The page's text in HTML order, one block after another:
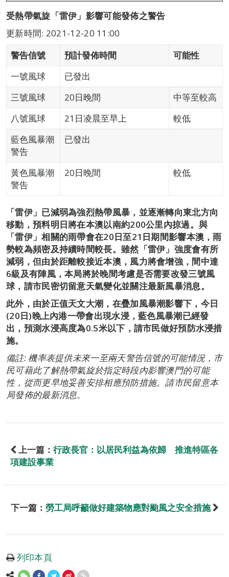
受熱帶氣旋「雷伊」影響可能發佈之警告
更新時間: 2021-12-20 11:00
警告信號
預計發佈時間
可能性
一號風球
已發出
三號風球
20日晚間
中等至較高
八號風球
21日凌晨至早上
較低
藍色風暴潮
警告
已發出
黃色風暴潮
警告
20日晚間 較低
「雷伊」已減弱為強烈熱帶風暴，並逐漸轉向東北方向
移動，預料明日將在本澳以南約200公里內掠過。與
「雷伊」相關的雨帶會在20日至21日期間影響本澳，雨
勢較為頻密及持續時間較長。雖然「雷伊」強度會有所
減弱，但由於距離較接近本澳，風力將會增強，間中達
6級及有陣風，本局將於晚間考慮是否需要改發三號風
球，請市民密切留意天氣變化並關注最新風暴消息。
此外，由於正值天文大潮，在疊加風暴潮影響下，今日
(20日)晚上內港一帶會出現水浸，藍色風暴潮已經發
出，預測水浸高度為0.5米以下，請市民做好預防水浸措
施。
備註: 機率表提供未來一至兩天警告信號的可能情況，市
民可藉此了解熱帶氣旋於指定時段內影響澳門的可能
性，從而更早地妥善安排相應預防措施。請市民留意本
局發佈的最新消息。
上一篇： 行政長官：以居民利益為依歸 推進特區各
項建設事業
下一篇： 勞工局呼籲做好建築物應對颱風之安全措施
列印本頁